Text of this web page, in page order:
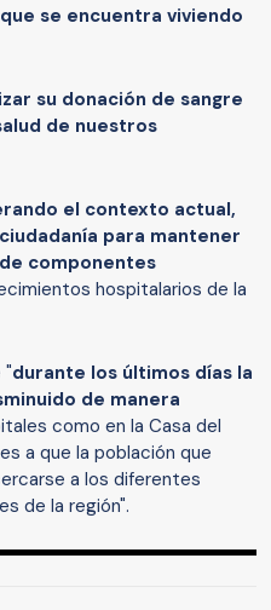
se encuentra viviendo
su donación de sangre
de nuestros
el contexto actual,
para mantener
componentes
hospitalarios de la
"durante los últimos días la
de manera
como en la Casa del
a que la población que
a los diferentes
de la región".